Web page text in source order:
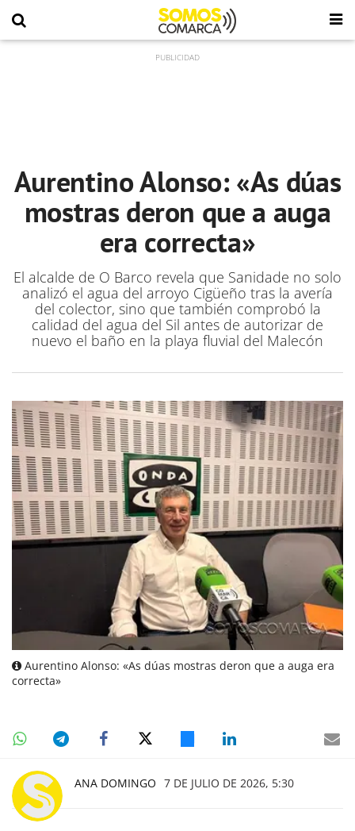
Aurentino Alonso: «As dúas
mostras deron que a auga
era correcta»
El alcalde de O Barco revela que Sanidade no solo
analizó el agua del arroyo Cigüeño tras la avería
del colector, sino que también comprobó la
calidad del agua del Sil antes de autorizar de
nuevo el baño en la playa fluvial del Malecón
Aurentino Alonso: «As dúas mostras deron que a auga era
correcta»
ANA DOMINGO 7 DE JULIO DE 2026, 5:30